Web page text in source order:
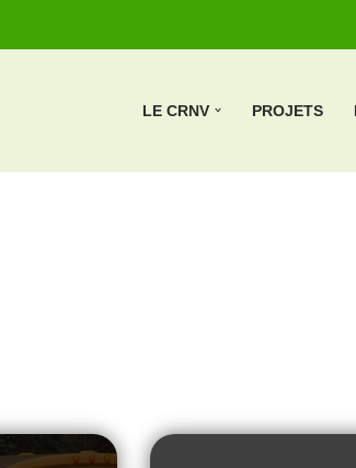
LE CRNV PROJETS